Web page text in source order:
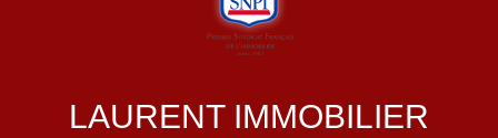
LAURENT IMMOBILIER